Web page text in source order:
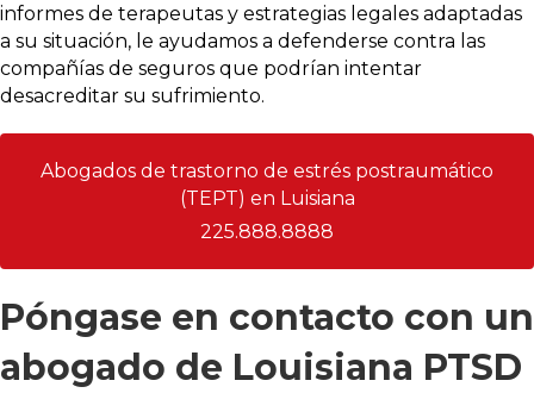
informes de terapeutas y estrategias legales adaptadas
a su situación, le ayudamos a defenderse contra las
compañías de seguros que podrían intentar
desacreditar su sufrimiento.
Abogados de trastorno de estrés postraumático
(TEPT) en Luisiana
225.888.8888
Póngase en contacto con un
abogado de Louisiana PTSD